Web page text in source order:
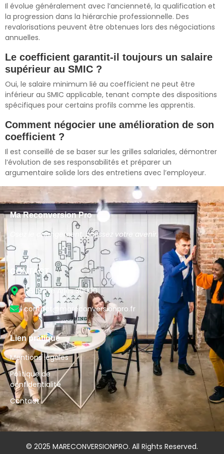
Il évolue généralement avec l’ancienneté, la qualification et
la progression dans la hiérarchie professionnelle. Des
revalorisations peuvent être obtenues lors des négociations
annuelles.
Le coefficient garantit-il toujours un salaire
supérieur au SMIC ?
Oui, le salaire minimum lié au coefficient ne peut être
inférieur au SMIC applicable, tenant compte des dispositions
spécifiques pour certains profils comme les apprentis.
Comment négocier une amélioration de son
coefficient ?
Il est conseillé de se baser sur les grilles salariales, démontrer
l’évolution de ses responsabilités et préparer un
argumentaire solide lors des entretiens avec l’employeur.
Ma Reconversion Pro
Osez le changement, bâtissez votre avenir.
CONTACT
D6113 Rte Arles 30000
contact@mareconversionpro.fr
Lien pratique
Mentions légales
Politique de
confidentialité
Contact
© 2025 MARECONVERSIONPRO. All Rights Reserved.